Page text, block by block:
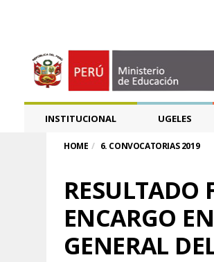
INSTITUCIONAL UGELES
HOME 6. CONVOCATORIAS 2019
RESULTADO
ENCARGO
GENERAL